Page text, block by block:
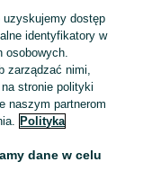
dostępne
uzyskujemy dostęp
identyfikatory w
osobowych.
zarządzać nimi,
stronie polityki
naszym partnerom
Polityka
dane w celu